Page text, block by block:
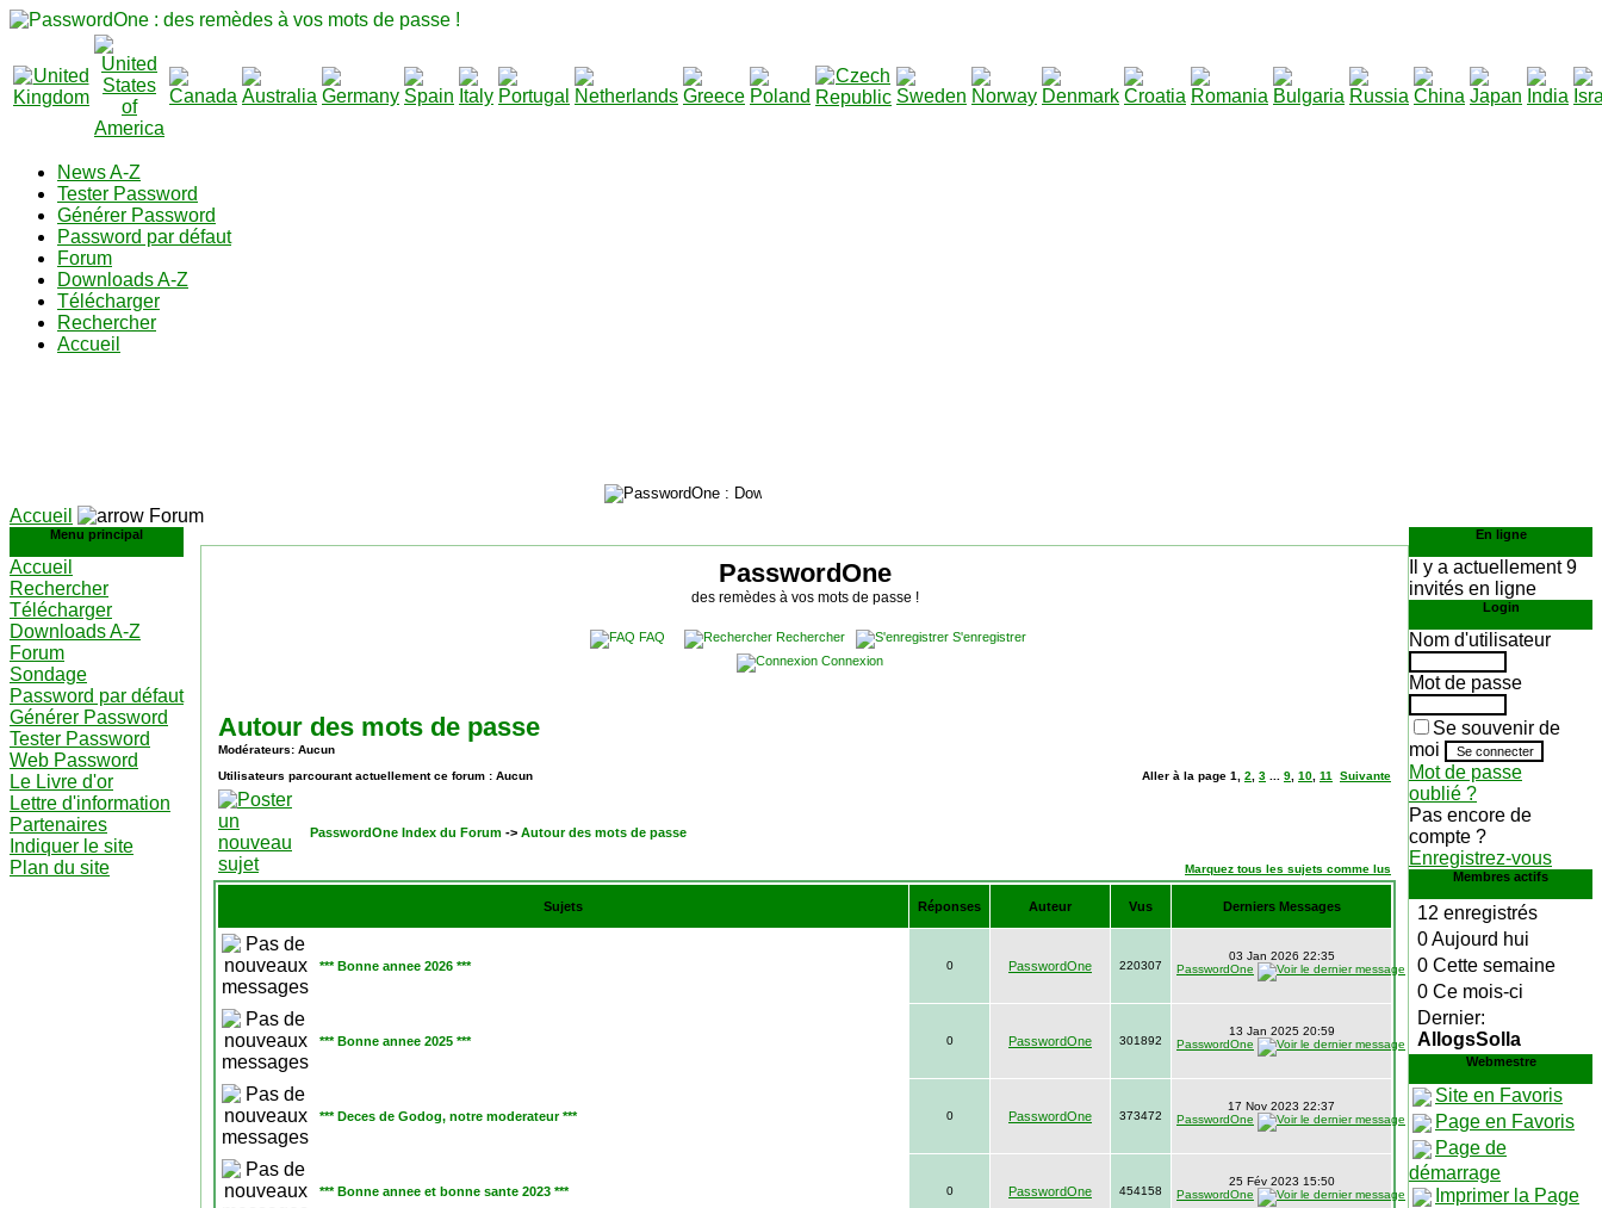
News A-Z
Tester Password
Générer Password
Password par défaut
Forum
Downloads A-Z
Télécharger
Rechercher
Accueil
Accueil
Forum
Menu principal
Accueil
Rechercher
Télécharger
Downloads A-Z
Forum
Sondage
Password par défaut
Générer Password
Tester Password
Web Password
Le Livre d'or
Lettre d'information
Partenaires
Indiquer le site
Plan du site
PasswordOne
des remèdes à vos mots de passe !
FAQ Rechercher
S'enregistrer
Connexion
Autour des mots de passe
Modérateurs: Aucun
Utilisateurs parcourant actuellement ce forum : Aucun
Aller à la page 1 2 3 9 10 11 Suivante
PasswordOne Index du Forum -> Autour des mots de passe
Marquez tous les sujets comme lus
Sujets Réponses Auteur Vus Derniers Messages
*** Bonne annee 2026 *** 0 PasswordOne 220307
03 Jan 2026 22:35
PasswordOne
*** Bonne annee 2025 *** 0 PasswordOne 301892
13 Jan 2025 20:59
PasswordOne
*** Deces de Godog, notre moderateur *** 0 PasswordOne 373472
17 Nov 2023 22:37
PasswordOne
*** Bonne annee et bonne sante 2023 *** 0 PasswordOne 454158
25 Fév 2023 15:50
PasswordOne
En ligne
Il y a actuellement 9
invités en ligne
Login
Nom d'utilisateur
Mot de passe
Se souvenir de
moi
Mot de passe
oublié ?
Pas encore de
compte ?
Enregistrez-vous
Membres actifs
12 enregistrés
0 Aujourd hui
0 Cette semaine
0 Ce mois-ci
Dernier:
AllogsSolla
Webmestre
Site en Favoris
Page en Favoris
Page de
démarrage
Imprimer la Page